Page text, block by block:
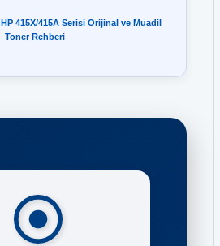
HP 415X/415A Serisi Orijinal ve Muadil
Toner Rehberi